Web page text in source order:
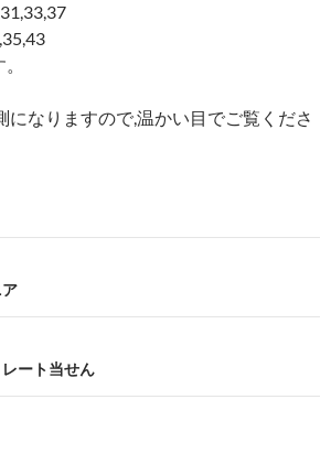
になりますので,温かい目でご覧くださ
ート当せん